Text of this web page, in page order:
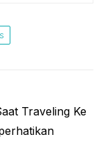
Traveling Ke